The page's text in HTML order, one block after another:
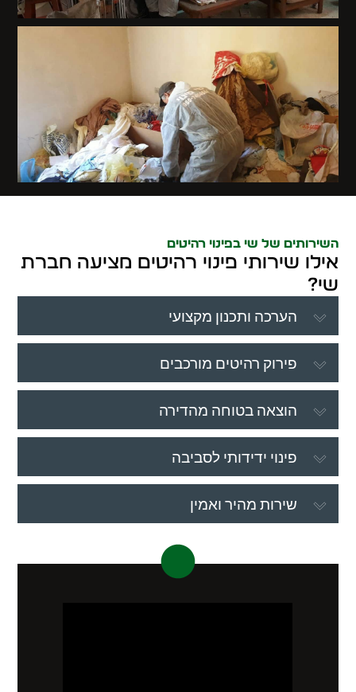
השירותים של שי בפינוי רהיטים
אילו שירותי פינוי רהיטים מציעה חברת
שי?
הערכה ותכנון מקצועי
פירוק רהיטים מורכבים
הוצאה בטוחה מהדירה
פינוי ידידותי לסביבה
שירות מהיר ואמין